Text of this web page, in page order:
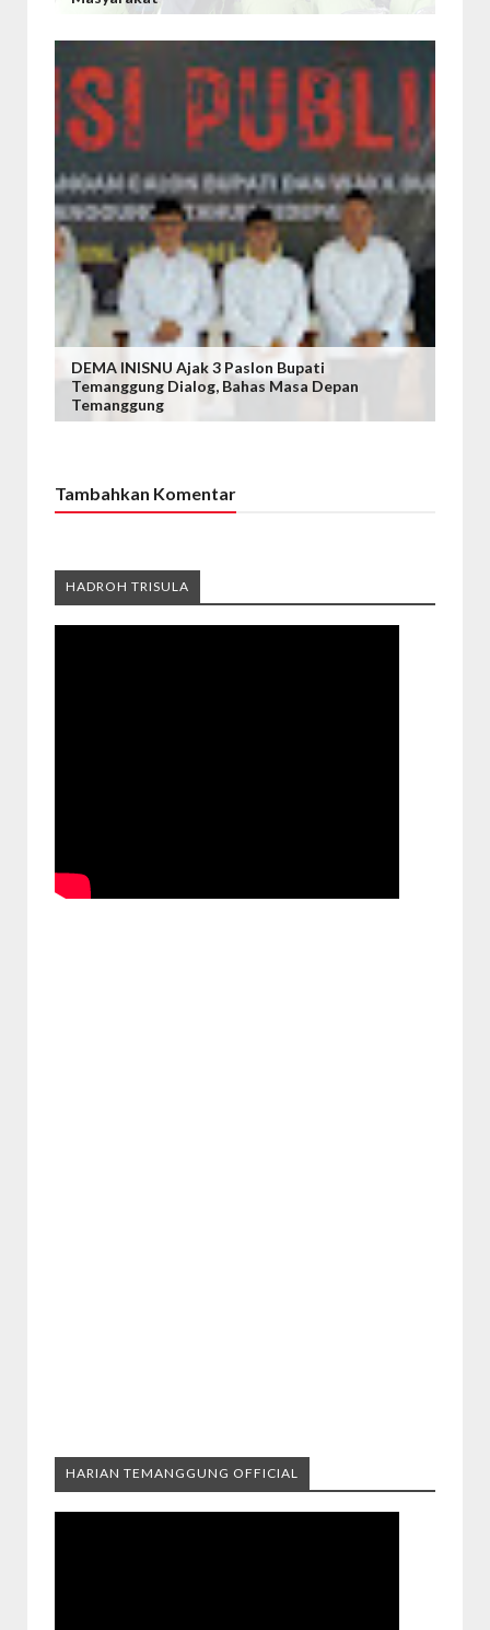
DEMA INISNU Ajak 3 Paslon Bupati
Temanggung Dialog, Bahas Masa Depan
Temanggung
Tambahkan Komentar
HADROH TRISULA
HARIAN TEMANGGUNG OFFICIAL